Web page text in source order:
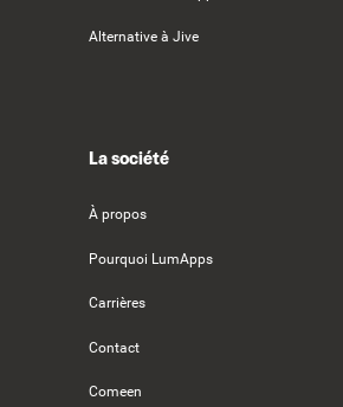
Alternative à Jive
La société
À propos
Pourquoi LumApps
Carrières
Contact
Comeen